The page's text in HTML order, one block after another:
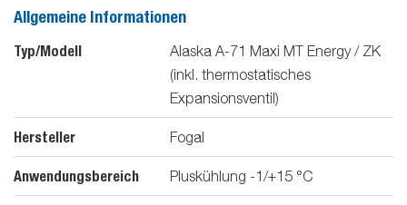
Allgemeine Informationen
Typ/Modell
Alaska A-71 Maxi MT Energy / ZK
(inkl. thermostatisches
Expansionsventil)
Hersteller Fogal
Anwendungsbereich Pluskühlung -1/+15 °C